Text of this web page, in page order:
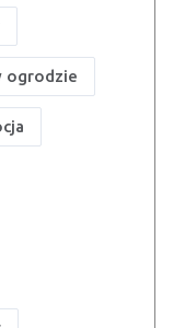
ogrodzie